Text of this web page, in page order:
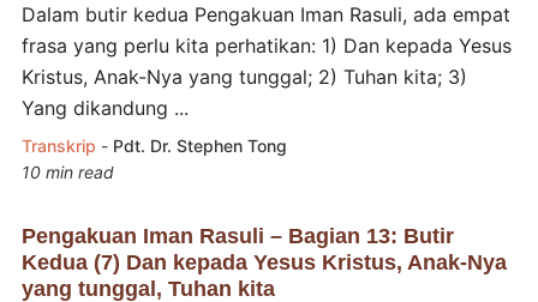
Dalam butir kedua Pengakuan Iman Rasuli, ada empat
frasa yang perlu kita perhatikan: 1) Dan kepada Yesus
Kristus, Anak-Nya yang tunggal; 2) Tuhan kita; 3)
Yang dikandung ...
Transkrip - Pdt. Dr. Stephen Tong
10 min read
Pengakuan Iman Rasuli – Bagian 13: Butir
Kedua (7) Dan kepada Yesus Kristus, Anak-Nya
yang tunggal, Tuhan kita